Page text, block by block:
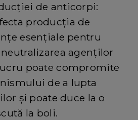
de anticorpi:
producția de
esențiale pentru
agenților
poate compromite
de a lupta
și poate duce la o
la boli.